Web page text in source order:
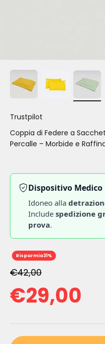
Trustpilot
Coppia di Federe a
Percalle – Morbide e
Dispositivo Medico
Idoneo alla
Include spedizione
prova.
Risparmia31%
Prezzo
€42,00
Prezzo
€29,00